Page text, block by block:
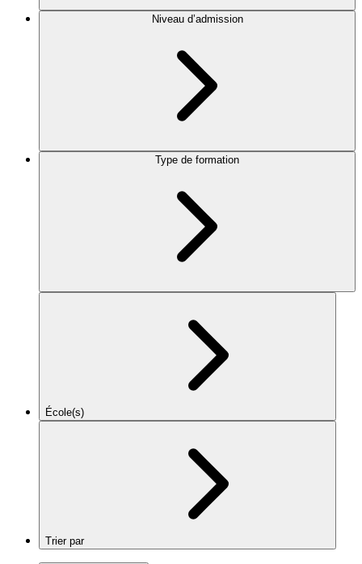
Niveau d’admission
Type de formation
École(s)
Trier par